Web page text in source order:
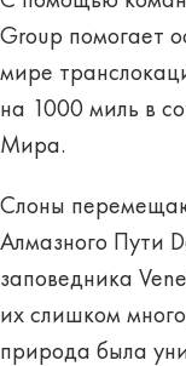
Group помогает
мире
на 1000 миль в
Мира.
Слоны
Алмазного Пути
заповедника
их слишком
природа была